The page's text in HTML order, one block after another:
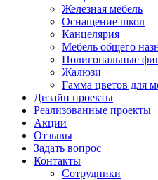
Железная мебель
Оснащение школ
Канцелярия
Мебель общего
Полигональные
Жалюзи
Гамма цветов для
Дизайн проекты
Реализованные проекты
Акции
Отзывы
Задать вопрос
Контакты
Сотрудники